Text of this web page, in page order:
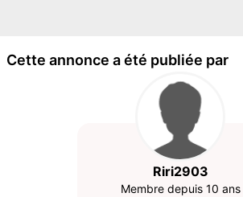
Cette annonce a été publiée par
Riri2903
Membre depuis 10 ans